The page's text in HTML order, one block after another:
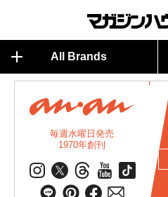
All Brands
毎週水曜日発売
1970年創刊